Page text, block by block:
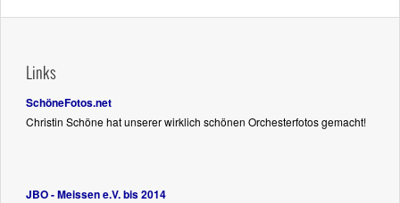
Links
SchöneFotos.net
Christin Schöne hat unserer wirklich schönen Orchesterfotos gemacht!
JBO - Meissen e.V. bis 2014